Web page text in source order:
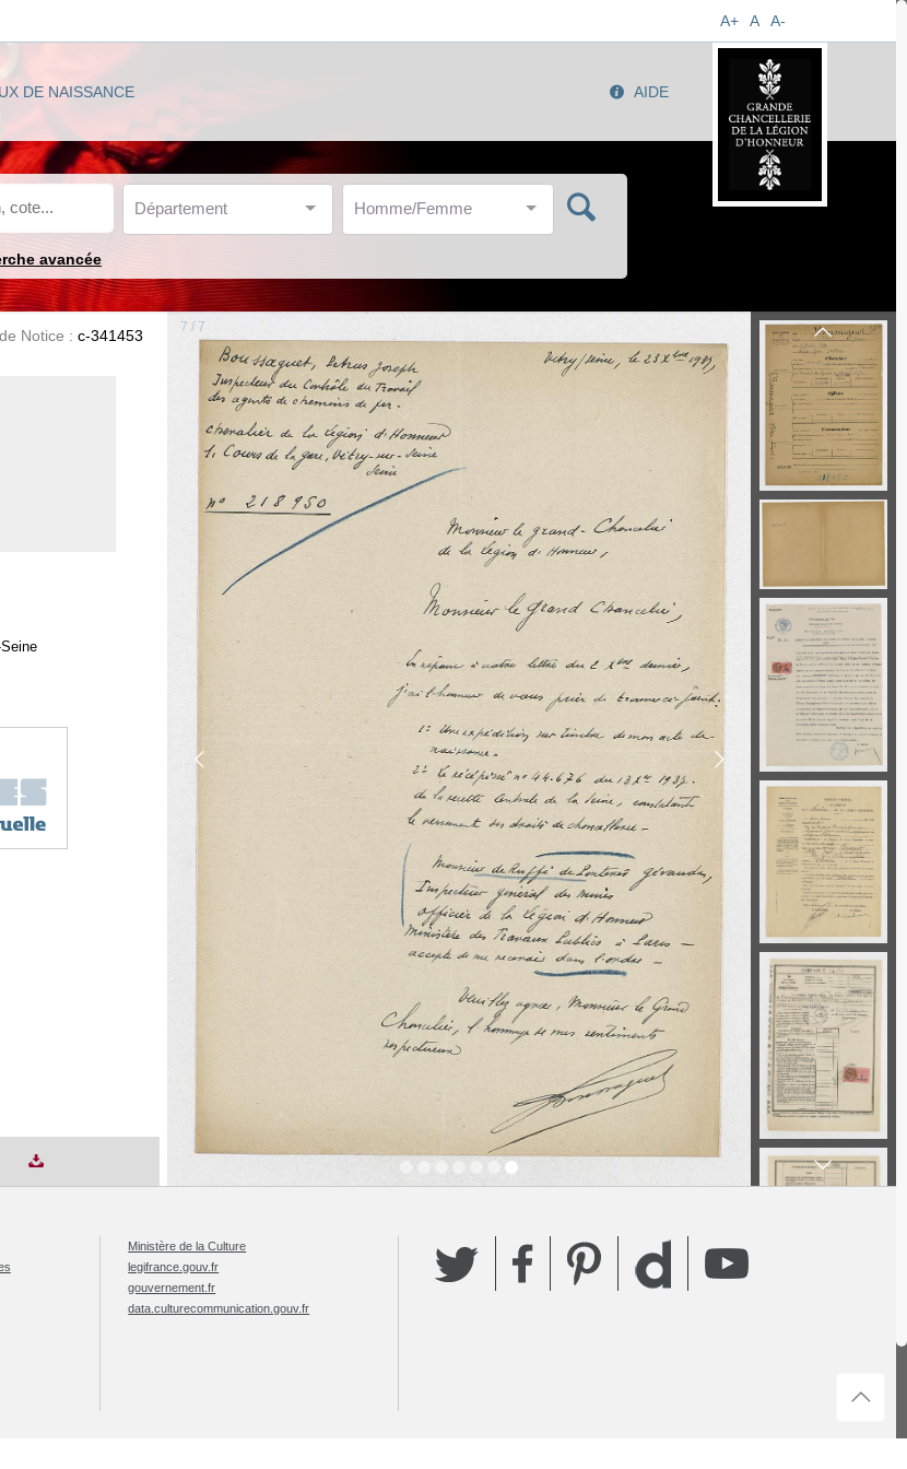
A+ A A-
DE NAISSANCE AIDE
Département Homme/Femme
avancée
Notice :c-341453 7 / 7
Ministère de la Culture
legifrance.gouv.fr
gouvernement.fr
data.culturecommunication.gouv.fr